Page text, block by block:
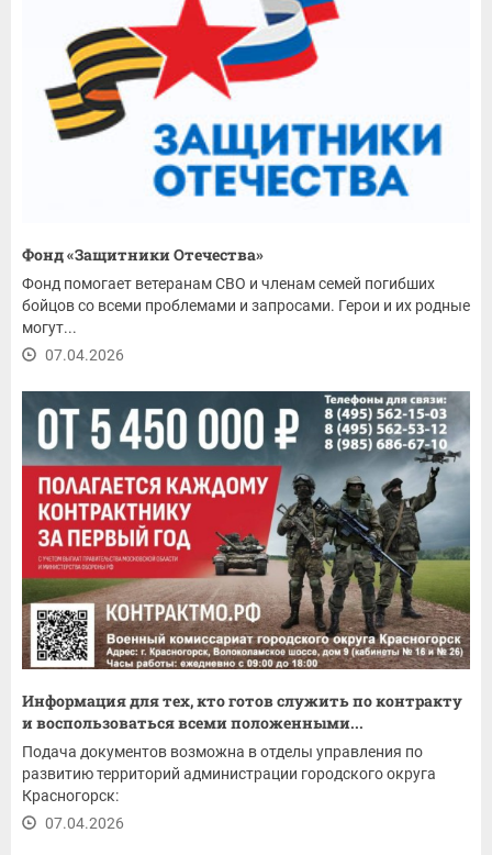
Фонд «Защитники Отечества»
Фонд помогает ветеранам СВО и членам семей погибших
бойцов со всеми проблемами и запросами. Герои и их родные
могут...
07.04.2026
Информация для тех, кто готов служить по контракту
и воспользоваться всеми положенными...
Подача документов возможна в отделы управления по
развитию территорий администрации городского округа
Красногорск:
07.04.2026